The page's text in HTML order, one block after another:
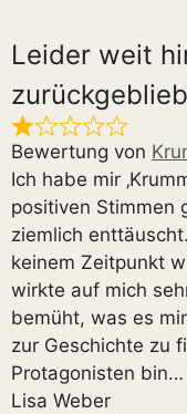
Leider weit
Bewertung von
Ich habe mir
positiven Stimmen
ziemlich
keinem Zeitpunkt
wirkte auf mich
bemüht, was es
zur Geschichte zu
Protagonisten bin
Lisa Weber